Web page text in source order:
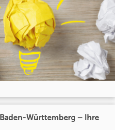
Württemberg – Ihre